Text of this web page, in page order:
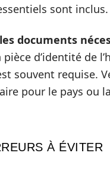
sont inclus.
documents
d’identité de
souvent requise.
pour le pays ou
À ÉVITER